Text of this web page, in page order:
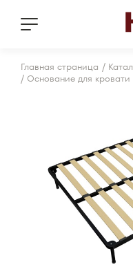
Главная страница /
/ Основание для кровати